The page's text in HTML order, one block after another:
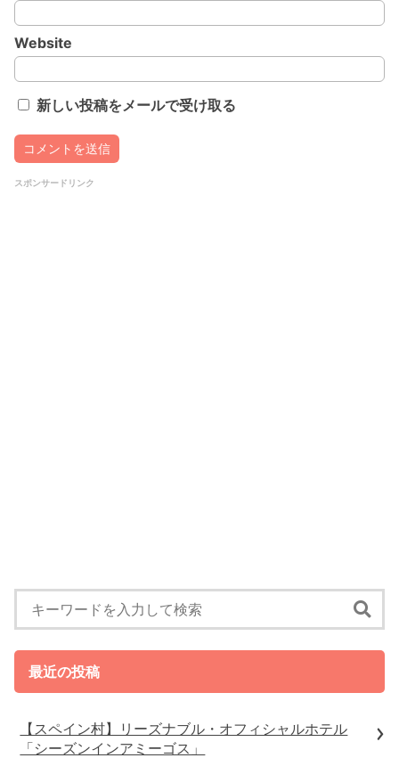
Website
新しい投稿をメールで受け取る
スポンサードリンク
最近の投稿
【スペイン村】リーズナブル・オフィシャルホテル
「シーズンインアミーゴス」